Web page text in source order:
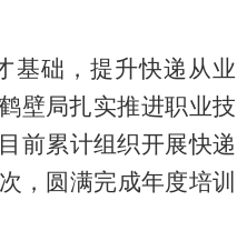
基础，提升快递从业
壁局扎实推进职业技
前累计组织开展快递
，圆满完成年度培训